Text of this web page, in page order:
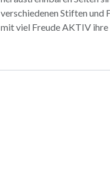
verschiedenen Stiften und
mit viel Freude AKTIV